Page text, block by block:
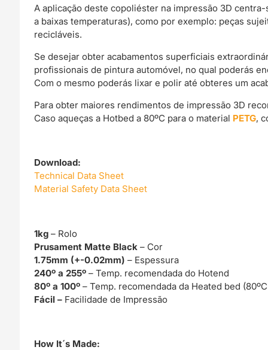
A aplicação deste copoliéster na impressão 3D
a baixas temperaturas), como por exemplo: peças
recicláveis.
Se desejar obter acabamentos superficiais
profissionais de pintura automóvel, no qual poderás
Com o mesmo poderás lixar e polir até obteres um
Para obter maiores rendimentos de impressão 3D
Caso aqueças a Hotbed a 80ºC para o material PETG,
Download:
Technical Data Sheet
Material Safety Data Sheet
1kg – Rolo
Prusament Matte Black– Cor
1.75mm (+-0.02mm)– Espessura
240º a 255º– Temp. recomendada do Hotend
80º a 100º– Temp. recomendada da Heated bed
Fácil – Facilidade de Impressão
How It´s Made: